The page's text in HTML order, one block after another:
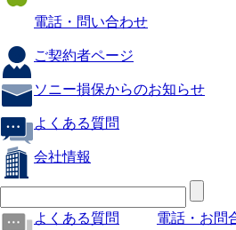
電話・問い合わせ
ご契約者ページ
ソニー損保からのお知らせ
よくある質問
会社情報
よくある質問 電話・お問